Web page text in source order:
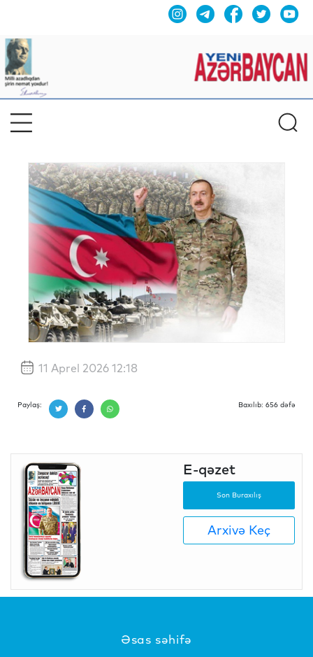
11 Aprel 2026 12:18
Paylaş: Baxılıb: 656 dəfə
E-qəzet
Son Buraxılış
Arxivə Keç
Əsas səhifə